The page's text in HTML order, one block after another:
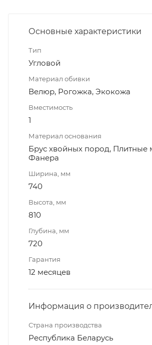
Основные характеристики
Тип
Угловой
Материал обивки
Велюр, Рогожка, Экокожа
Вместимость
1
Материал основания
Брус хвойных пород, Плитные
Фанера
Ширина, мм
740
Высота, мм
810
Глубина, мм
720
Гарантия
12 месяцев
Информация о
Страна производства
Республика Беларусь